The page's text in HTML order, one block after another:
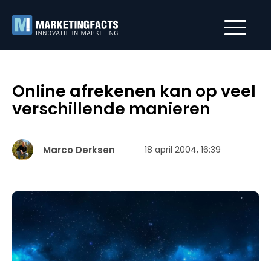
Online afrekenen kan op veel
verschillende manieren
Marco Derksen 18 april 2004, 16:39